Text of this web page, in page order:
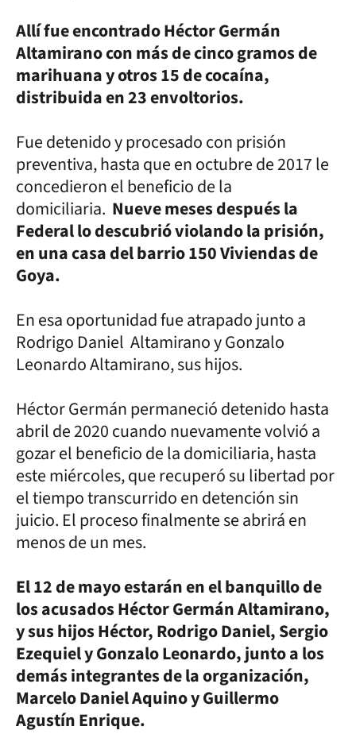
Allí fue encontrado Héctor Germán
Altamirano con más de cinco gramos de
marihuana y otros 15 de cocaína,
distribuida en 23 envoltorios.
Fue detenido y procesado con prisión
preventiva, hasta que en octubre de 2017 le
concedieron el beneficio de la
domiciliaria. Nueve meses después la
Federal lo descubrió violando la prisión,
en una casa del barrio 150 Viviendas de
Goya.
En esa oportunidad fue atrapado junto a
Rodrigo Daniel Altamirano y Gonzalo
Leonardo Altamirano, sus hijos.
Héctor Germán permaneció detenido hasta
abril de 2020 cuando nuevamente volvió a
gozar el beneficio de la domiciliaria, hasta
este miércoles, que recuperó su libertad por
el tiempo transcurrido en detención sin
juicio. El proceso finalmente se abrirá en
menos de un mes.
El 12 de mayo estarán en el banquillo de
los acusados Héctor Germán Altamirano,
y sus hijos Héctor, Rodrigo Daniel, Sergio
Ezequiel y Gonzalo Leonardo, junto a los
demás integrantes de la organización,
Marcelo Daniel Aquino y Guillermo
Agustín Enrique.